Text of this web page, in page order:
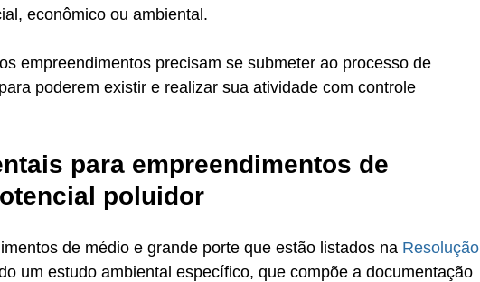
econômico ou ambiental.
empreendimentos precisam se submeter ao processo de
para poderem existir e realizar sua atividade com controle
para empreendimentos de
poluidor
de médio e grande porte que estão listados na Resolução
um estudo ambiental específico, que compõe a documentação